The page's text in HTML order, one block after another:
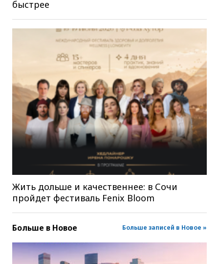
быстрее
Жить дольше и качественнее: в Сочи
пройдет фестиваль Fenix Bloom
Больше в Новое Больше записей в Новое »